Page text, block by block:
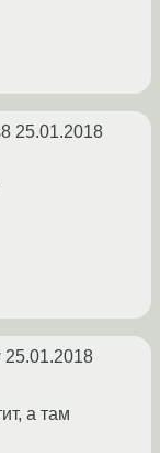
25.01.2018
25.01.2018
а там